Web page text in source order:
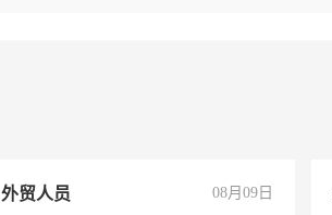
外贸人员 08月09日